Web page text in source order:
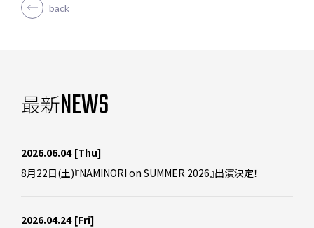
back
最新NEWS
2026.06.04 [Thu]
8月22日(土)『NAMINORI on SUMMER 2026』出演決定！
2026.04.24 [Fri]